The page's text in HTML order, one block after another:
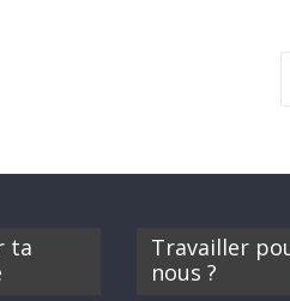
ta
Travailler
nous ?